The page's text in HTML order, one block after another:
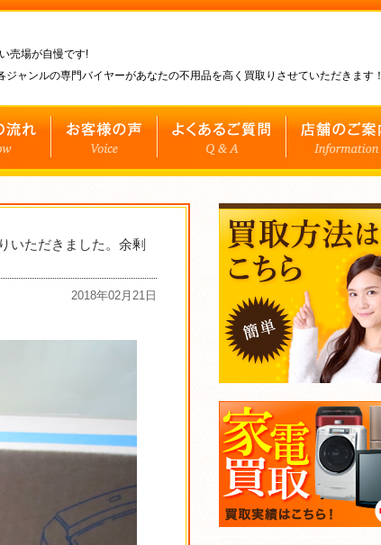
売場が自慢です!
ャンルの専門バイヤーがあなたの不用品を高く買取りさせていただきます！
ただきました。余剰
2018年02月21日